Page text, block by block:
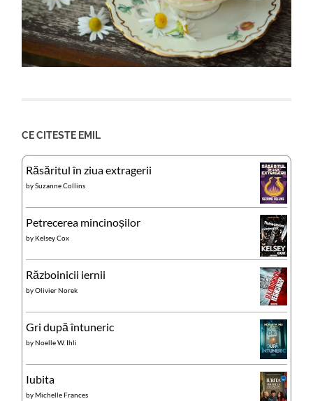
CE CITESTE EMIL
Răsăritul în ziua extragerii
bySuzanne Collins
Petrecerea mincinoșilor
by Kelsey Cox
Războinicii iernii
byOlivier Norek
Gri după întuneric
byNoelle W. Ihli
Iubita
byMichelle Frances